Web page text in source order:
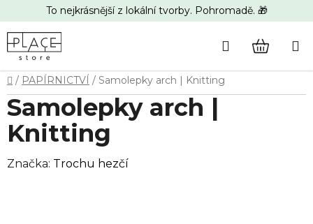
na
obsah
To nejkrásnější z lokální tvorby. Pohromadě. 🎁
Hledat
Domů
/ PAPÍRNICTVÍ / Samolepky arch | Knitting
Samolepky arch |
Knitting
Značka: Trochu hezčí